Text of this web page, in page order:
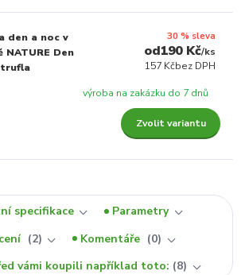
den a noc v
NATURE Den
trufla
30 % sleva
190 Kč/ks
157 Kčbez DPH
výroba na zakázku do 7 dnů
Zvolit variantu
specifikace
Parametry
2 Komentáře
0
vámi koupili například toto: 8